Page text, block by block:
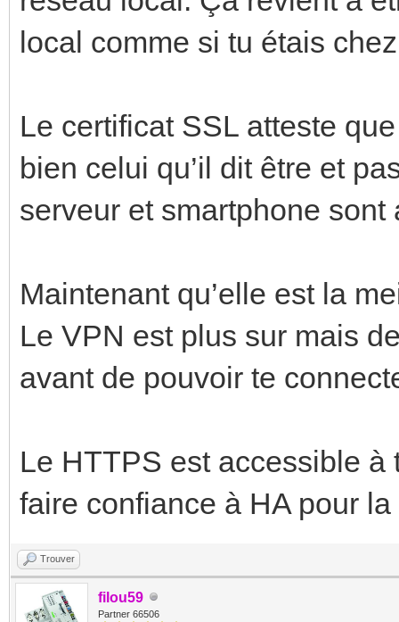
local comme si tu étais
Le certificat SSL atteste
bien celui qu’il dit être et
serveur et smartphone sont
Maintenant qu’elle est la
Le VPN est plus sur mais
avant de pouvoir te
Le HTTPS est accessible
faire confiance à HA pour
Trouver
filou59
Partner 66506